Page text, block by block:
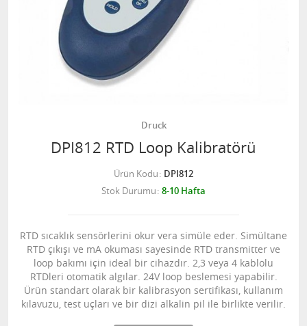
Druck
DPI812 RTD Loop Kalibratörü
Ürün Kodu DPI812
Stok Durumu 8-10 Hafta
RTD sıcaklık sensörlerini okur vera simüle eder. Simültane
RTD çıkışı ve mA okuması sayesinde RTD transmitter ve
loop bakımı için ideal bir cihazdır. 2,3 veya 4 kablolu
RTDleri otomatik algılar. 24V loop beslemesi yapabilir.
Ürün standart olarak bir kalibrasyon sertifikası, kullanım
kılavuzu, test uçları ve bir dizi alkalin pil ile birlikte verilir.